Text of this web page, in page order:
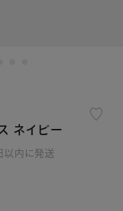
ネイビー
以内に発送